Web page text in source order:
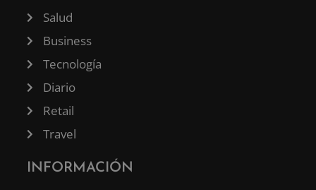
Salud
Business
Tecnología
Diario
Retail
Travel
INFORMACIÓN